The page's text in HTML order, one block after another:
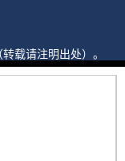
载请注明出处）。